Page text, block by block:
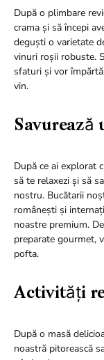
După o plimbare
crama și să începi
deguști o varietate
vinuri roșii robuste.
sfaturi și vor
vin.
Savurează
După ce ai explorat
să te relaxezi și să
nostru. Bucătarii
românești și
noastre premium.
preparate gourmet,
pofta.
Activități
După o masă
noastră pitorească